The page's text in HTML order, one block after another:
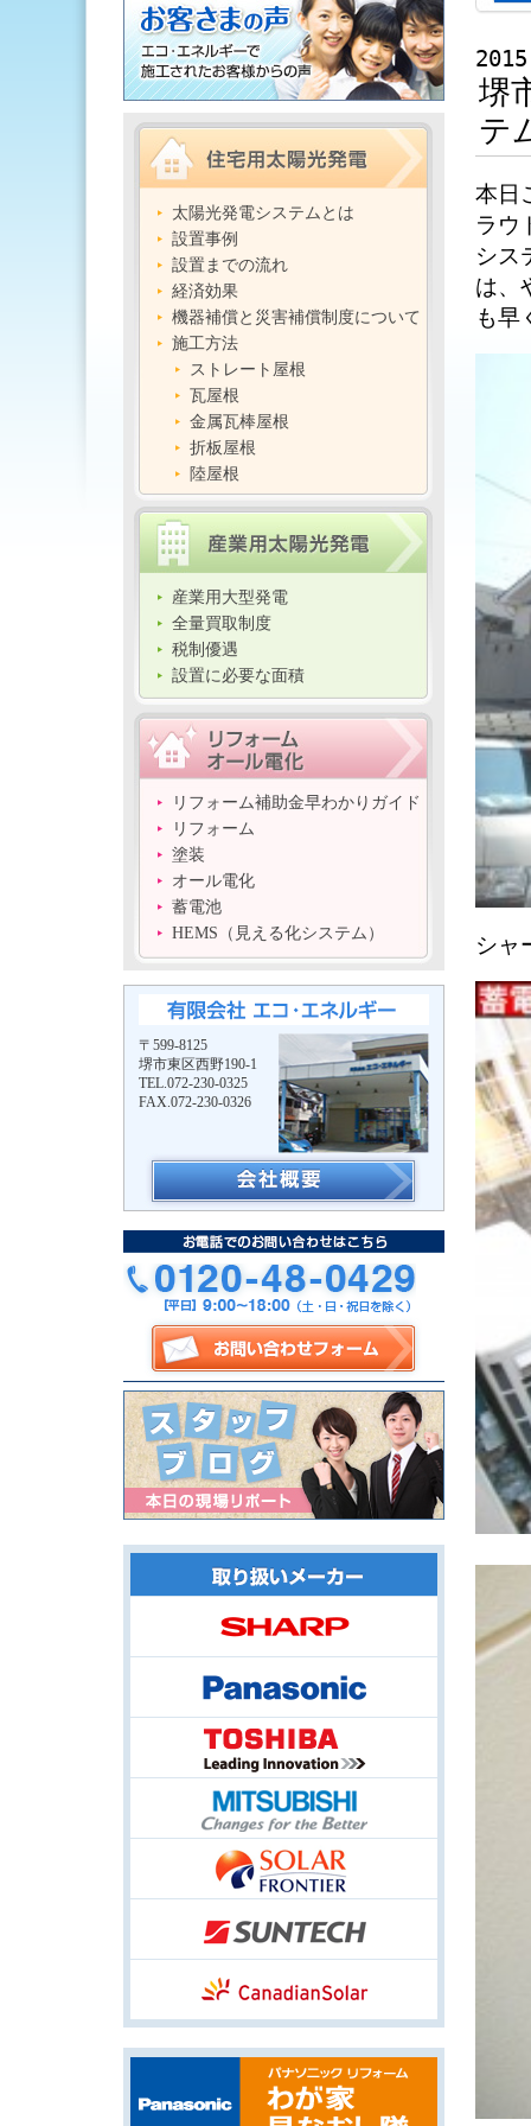
太陽光発電システムとは
設置事例
設置までの流れ
経済効果
機器補償と災害補償制度について
施工方法
ストレート屋根
瓦屋根
金属瓦棒屋根
折板屋根
陸屋根
産業用大型発電
全量買取制度
税制優遇
設置に必要な面積
リフォーム補助金早わかりガイド
リフォーム
塗装
オール電化
蓄電池
HEMS（見える化システム）
〒599-8125
堺市東区西野190-1
TEL.072-230-0325
FAX.072-230-0326
堺
テ
本日
ラウ
シス
は、
も早
シャ